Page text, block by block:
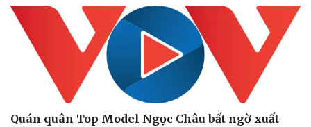
Quán quân Top Model Ngọc Châu bất ngờ xuất